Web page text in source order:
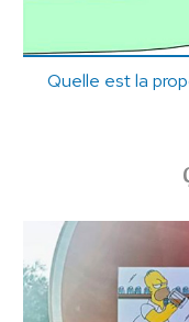
Quelle est la